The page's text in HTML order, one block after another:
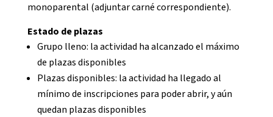
monoparental (adjuntar carné correspondiente).
Estado de plazas
Grupo lleno: la actividad ha alcanzado el máximo
de plazas disponibles
Plazas disponibles: la actividad ha llegado al
mínimo de inscripciones para poder abrir, y aún
quedan plazas disponibles